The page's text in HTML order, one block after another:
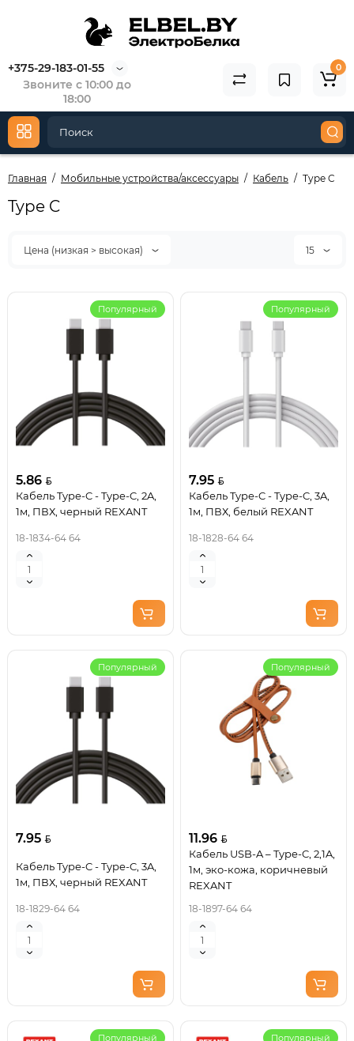
+375-29-183-01-55
Звоните с 10:00 до
18:00
0
Главная Мобильные устройства/аксессуары Кабель Type C
Type C
Цена (низкая > высокая) 15
Популярный
5.86
Кабель Type-C - Type-C, 2A,
1м, ПВХ, черный REXANT
18-1834-64 64
Популярный
7.95
Кабель Type-C - Type-C, 3A,
1м, ПВХ, белый REXANT
18-1828-64 64
Популярный
7.95
Кабель Type-C - Type-C, 3A,
1м, ПВХ, черный REXANT
18-1829-64 64
Популярный
11.96
Кабель USB-A – Type-C, 2,1A,
1м, эко-кожа, коричневый
REXANT
18-1897-64 64
Популярный Популярный